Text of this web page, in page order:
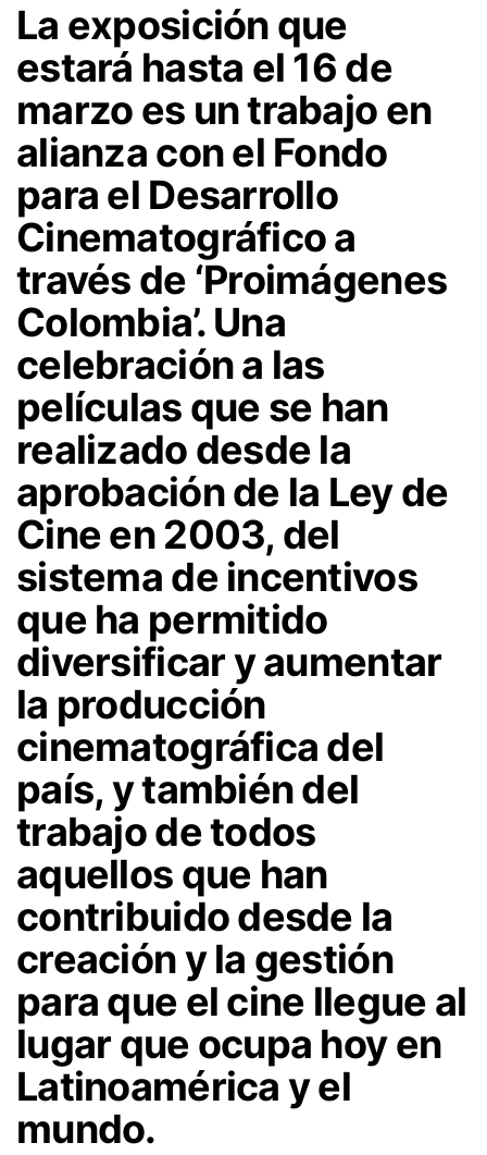
La exposición que
estará hasta el 16 de
marzo es un trabajo en
alianza con el Fondo
para el Desarrollo
Cinematográfico a
través de ‘Proimágenes
Colombia’. Una
celebración a las
películas que se han
realizado desde la
aprobación de la Ley de
Cine en 2003, del
sistema de incentivos
que ha permitido
diversificar y aumentar
la producción
cinematográfica del
país, y también del
trabajo de todos
aquellos que han
contribuido desde la
creación y la gestión
para que el cine llegue al
lugar que ocupa hoy en
Latinoamérica y el
mundo.